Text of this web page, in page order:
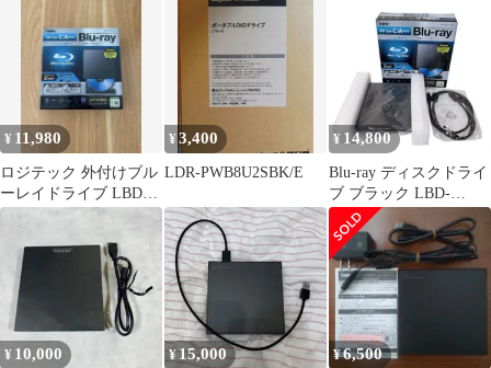
¥ 11,980
ロジテック 外付けブル
ーレイドライブ LBD-
PWB6U3CSBK
¥3,400
LDR-PWB8U2SBK/E
¥ 14,800
Blu-ray ディスクドライ
ブ ブラック LBD-
PWB6U3CSBK
¥ 10,000 ¥15,000 ¥6,500